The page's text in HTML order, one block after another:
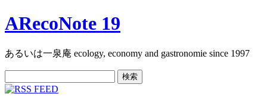
ARecoNote 19
あるいは一泉庵 ecology, economy and gastronomie since 1997
索: